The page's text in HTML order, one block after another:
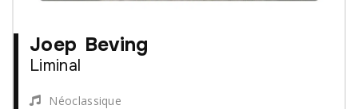
Joep Beving
Liminal
Néoclassique